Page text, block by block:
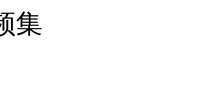
集